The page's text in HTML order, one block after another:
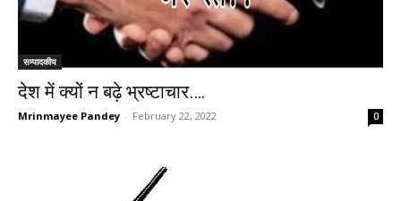
सम्पादकीय
देश में क्यों न बढ़े भ्रष्टाचार….
Mrinmayee Pandey - February 22, 2022 0